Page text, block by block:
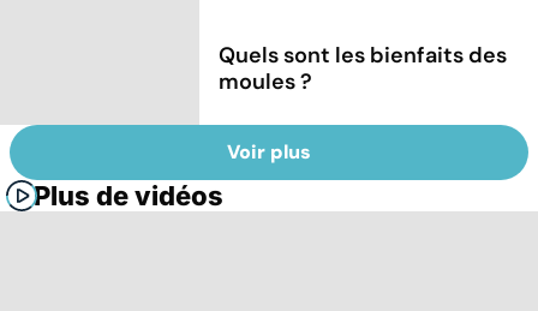
Quels sont les bienfaits des
moules ?
Voir plus
Plus de vidéos